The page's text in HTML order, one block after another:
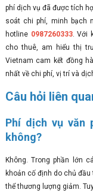
phí dịch vụ đã được tích
soát chi phí, minh bạch
hotline 0987260333. Với
cho thuê, am hiểu thị
Vietnam cam kết đồng
nhất về chi phí, vị trí và
Câu hỏi liên
Phí dịch vụ văn
không?
Không. Trong phần lớn
khoản cố định do chủ
thể thương lượng giảm.